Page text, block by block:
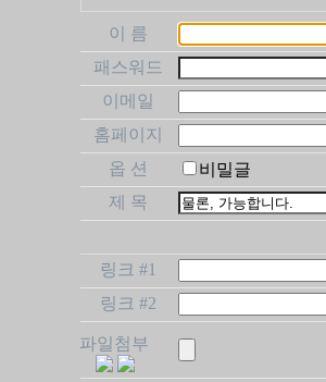
이 름
패스워드
이메일
홈페이지
옵 션
비밀글
제 목
링크 #1
링크 #2
파일첨부